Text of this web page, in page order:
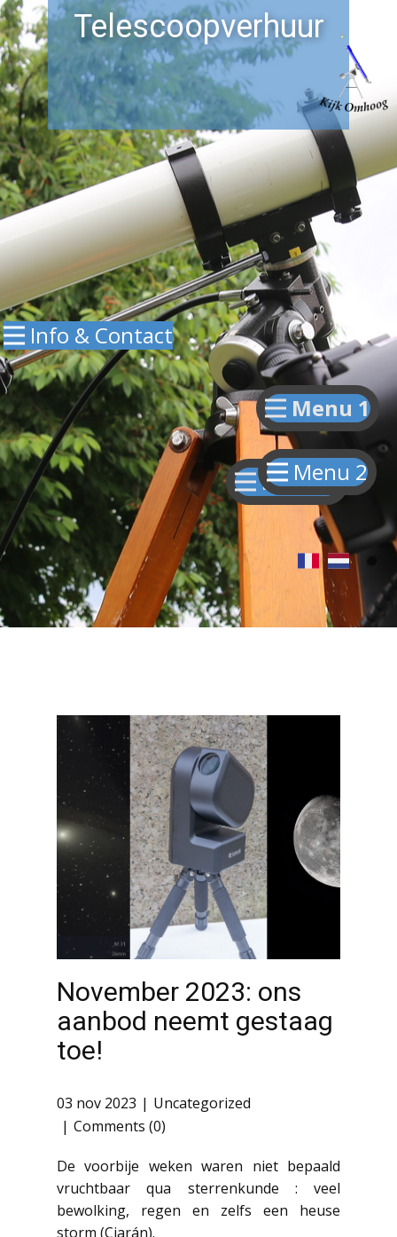
Telescoopverhuur
Info & Contact
Menu 1
Menu 1
Menu 2
November 2023: ons
aanbod neemt gestaag
toe!
03 nov 2023
Uncategorized
Comments (0)
De voorbije weken waren niet bepaald
vruchtbaar qua sterrenkunde : veel
bewolking, regen en zelfs een heuse
storm (Ciarán).